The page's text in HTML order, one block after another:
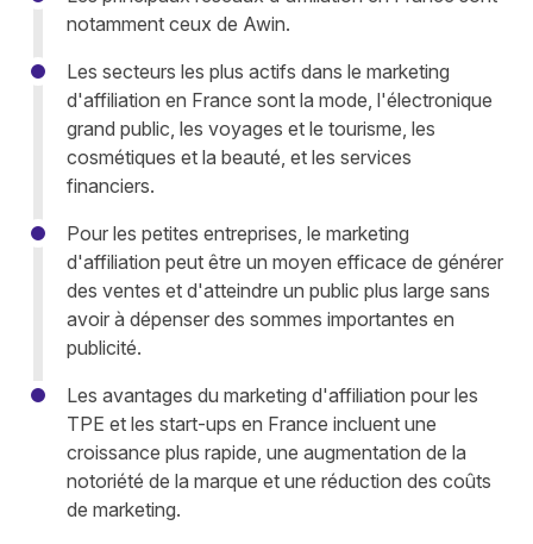
notamment ceux de Awin.
Les secteurs les plus actifs dans le marketing
d'affiliation en France sont la mode, l'électronique
grand public, les voyages et le tourisme, les
cosmétiques et la beauté, et les services
financiers.
Pour les petites entreprises, le marketing
d'affiliation peut être un moyen efficace de générer
des ventes et d'atteindre un public plus large sans
avoir à dépenser des sommes importantes en
publicité.
Les avantages du marketing d'affiliation pour les
TPE et les start-ups en France incluent une
croissance plus rapide, une augmentation de la
notoriété de la marque et une réduction des coûts
de marketing.